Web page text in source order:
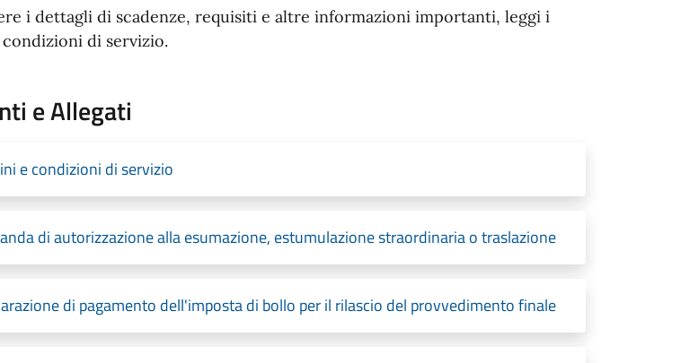
i dettagli di scadenze, requisiti e altre informazioni importanti, leggi i
di servizio.
e Allegati
e condizioni di servizio
di autorizzazione alla esumazione, estumulazione straordinaria o traslazione
di pagamento dell'imposta di bollo per il rilascio del provvedimento finale